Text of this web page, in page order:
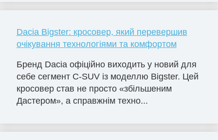
Dacia Bigster: кросовер, який перевершив
очікування технологіями та комфортом
Бренд Dacia офіційно виходить у новий для
себе сегмент C-SUV із моделлю Bigster. Цей
кросовер став не просто «збільшеним
Дастером», а справжнім техно...